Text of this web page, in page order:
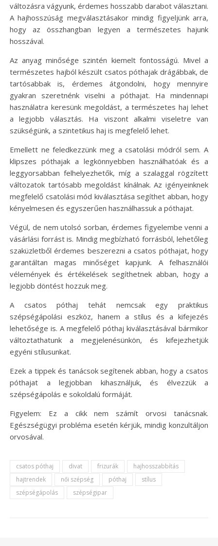
változásra vágyunk, érdemes hosszabb darabot választani.
A hajhosszúság megválasztásakor mindig figyeljünk arra,
hogy az összhangban legyen a természetes hajunk
hosszával.
Az anyag minősége szintén kiemelt fontosságú. Mivel a
természetes hajból készült csatos póthajak drágábbak, de
tartósabbak is, érdemes átgondolni, hogy mennyire
gyakran szeretnénk viselni a póthajat. Ha mindennapi
használatra keresünk megoldást, a természetes haj lehet
a legjobb választás. Ha viszont alkalmi viseletre van
szükségünk, a szintetikus haj is megfelelő lehet.
Emellett ne feledkezzünk meg a csatolási módról sem. A
klipszes póthajak a legkönnyebben használhatóak és a
leggyorsabban felhelyezhetők, míg a szalaggal rögzített
változatok tartósabb megoldást kínálnak. Az igényeinknek
megfelelő csatolási mód kiválasztása segíthet abban, hogy
kényelmesen és egyszerűen használhassuk a póthajat.
Végül, de nem utolsó sorban, érdemes figyelembe venni a
vásárlási forrást is. Mindig megbízható forrásból, lehetőleg
szaküzletből érdemes beszerezni a csatos póthajat, hogy
garantáltan magas minőséget kapjunk. A felhasználói
vélemények és értékelések segíthetnek abban, hogy a
legjobb döntést hozzuk meg.
A csatos póthaj tehát nemcsak egy praktikus
szépségápolási eszköz, hanem a stílus és a kifejezés
lehetősége is. A megfelelő póthaj kiválasztásával bármikor
változtathatunk a megjelenésünkön, és kifejezhetjük
egyéni stílusunkat.
Ezek a tippek és tanácsok segítenek abban, hogy a csatos
póthajat a legjobban kihasználjuk, és élvezzük a
szépségápolás e sokoldalú formáját.
Figyelem: Ez a cikk nem számít orvosi tanácsnak.
Egészségügyi probléma esetén kérjük, mindig konzultáljon
orvosával.
csatos póthaj divat frizurák
hajhosszabbítás
hajtrendek
női szépség póthaj
stílus
szépségápolás
szépségipar